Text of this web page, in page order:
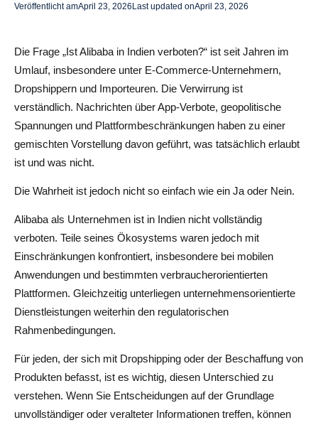
Warum es diesen Ansatz gibt
What You Can Do
What Becomes Challenging
How AliDrop Helps Navigate These Challenges
Import Regulations
Payment Methods
Supplier Verification
Risks of Misunderstanding the Ban
Avoiding Alibaba Completely
Using Workarounds Without Understanding Risks
Best Practices for Using Alibaba Safely in India
Veröffentlicht amApril 23, 2026 Last updated onApril 23, 2026
Die Frage „Ist Alibaba in Indien verboten?“ ist seit Jahren im
Umlauf, insbesondere unter E-Commerce-Unternehmern,
Dropshippern und Importeuren. Die Verwirrung ist
verständlich. Nachrichten über App-Verbote, geopolitische
Spannungen und Plattformbeschränkungen haben zu einer
gemischten Vorstellung davon geführt, was tatsächlich erlaubt
ist und was nicht.
Die Wahrheit ist jedoch nicht so einfach wie ein Ja oder Nein.
Alibaba als Unternehmen ist in Indien nicht vollständig
verboten. Teile seines Ökosystems waren jedoch mit
Einschränkungen konfrontiert, insbesondere bei mobilen
Anwendungen und bestimmten verbraucherorientierten
Plattformen. Gleichzeitig unterliegen unternehmensorientierte
Dienstleistungen weiterhin den regulatorischen
Rahmenbedingungen.
Für jeden, der sich mit Dropshipping oder der Beschaffung von
Produkten befasst, ist es wichtig, diesen Unterschied zu
verstehen. Wenn Sie Entscheidungen auf der Grundlage
unvollständiger oder veralteter Informationen treffen, können